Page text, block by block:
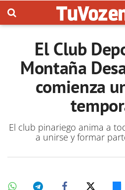
El Club
Montaña
comienza
El club pinariego anima a
a unirse y formar